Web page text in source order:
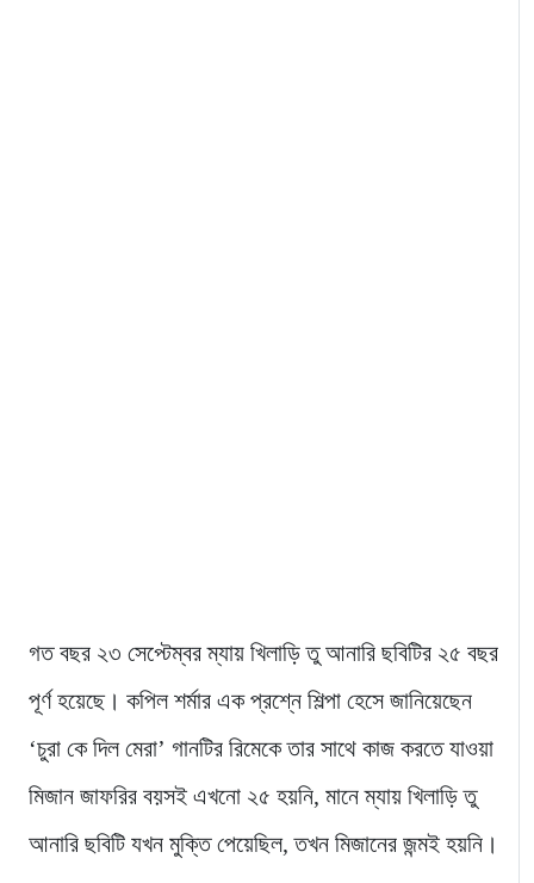
গত বছর ২৩ সেপ্টেম্বর ম্যায় খিলাড়ি তু আনারি ছবিটির ২৫ বছর
পূর্ণ হয়েছে। কপিল শর্মার এক প্রশ্নে শিল্পা হেসে জানিয়েছেন
‘চুরা কে দিল মেরা’ গানটির রিমেকে তার সাথে কাজ করতে যাওয়া
মিজান জাফরির বয়সই এখনো ২৫ হয়নি, মানে ম্যায় খিলাড়ি তু
আনারি ছবিটি যখন মুক্তি পেয়েছিল, তখন মিজানের জন্মই হয়নি।